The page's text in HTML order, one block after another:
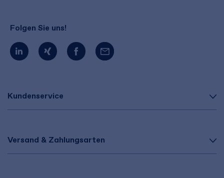
Kundenservice
Versand & Zahlungsarten
Folgen Sie uns!